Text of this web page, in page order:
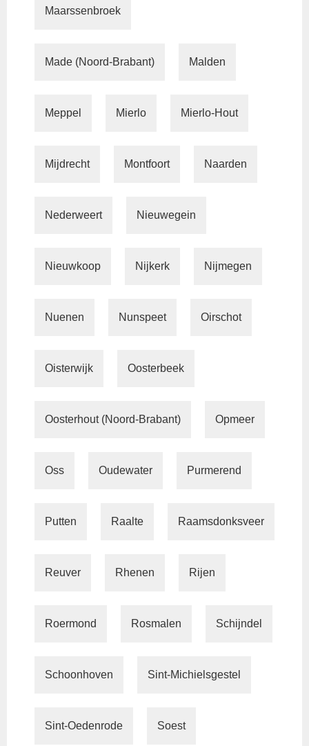
Maarssenbroek
Made (Noord-Brabant) Malden
Meppel Mierlo Mierlo-Hout
Mijdrecht Montfoort Naarden
Nederweert Nieuwegein
Nieuwkoop Nijkerk Nijmegen
Nuenen Nunspeet Oirschot
Oisterwijk Oosterbeek
Oosterhout (Noord-Brabant) Opmeer
Oss Oudewater Purmerend
Putten Raalte Raamsdonksveer
Reuver Rhenen Rijen
Roermond Rosmalen Schijndel
Schoonhoven Sint-Michielsgestel
Sint-Oedenrode Soest